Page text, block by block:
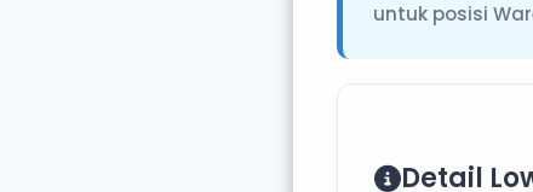
untuk posisi
Detail